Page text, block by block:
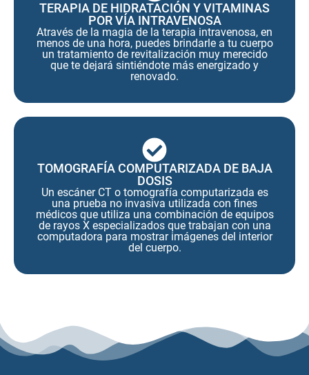
TERAPIA DE HIDRATACIÓN Y VITAMINAS
POR VÍA INTRAVENOSA
Através de la magia de la terapia intravenosa, en
menos de una hora, puedes brindarle a tu cuerpo
un tratamiento de revitalización muy merecido
que te dejará sintiéndote más energizado y
renovado.
TOMOGRAFÍA COMPUTARIZADA DE BAJA
DOSIS
Un escáner CT o tomografía computarizada es
una prueba no invasiva utilizada con fines
médicos que utiliza una combinación de equipos
de rayos X especializados que trabajan con una
computadora para mostrar imágenes del interior
del cuerpo.